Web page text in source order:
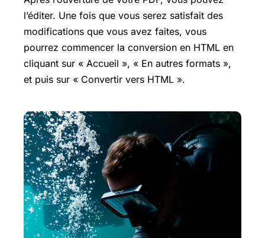
l’éditer. Une fois que vous serez satisfait des
modifications que vous avez faites, vous
pourrez commencer la conversion en HTML en
cliquant sur « Accueil », « En autres formats »,
et puis sur « Convertir vers HTML ».